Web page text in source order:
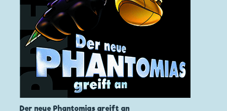
Der neue Phantomias greift an